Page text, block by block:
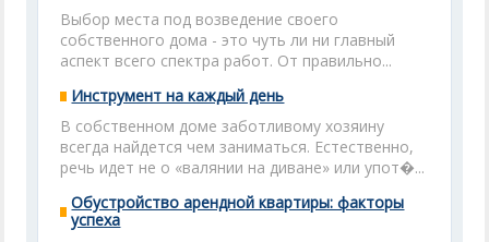
Выбор места под возведение своего
собственного дома - это чуть ли ни главный
аспект всего спектра работ. От правильно...
Инструмент на каждый день
В собственном доме заботливому хозяину
всегда найдется чем заниматься. Естественно,
речь идет не о «валянии на диване» или упот�...
Обустройство арендной квартиры: факторы
успеха